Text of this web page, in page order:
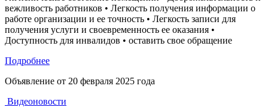
вежливость работников • Легкость получения информации о
работе организации и ее точность • Легкость записи для
получения услуги и своевременность ее оказания •
Доступность для инвалидов • оставить свое обращение
Подробнее
Объявление от 20 февраля 2025 года
Видеоновости